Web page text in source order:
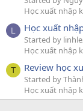
Học xuất nhập
L Học xuất
Started by
Học xuất nhập
T Review học
Started by
Học xuất nhập